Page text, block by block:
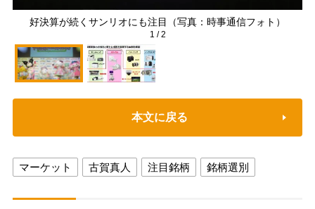
好決算が続くサンリオにも注目（写真：時事通信フォト）
1 /2
本文に戻る
マーケット 古賀真人 注目銘柄 銘柄選別